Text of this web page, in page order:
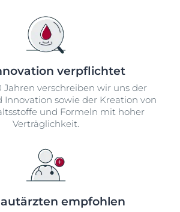
verpflichtet
Jahren verschreiben wir uns der
Innovation sowie der Kreation von
und Formeln mit hoher
Verträglichkeit.
empfohlen